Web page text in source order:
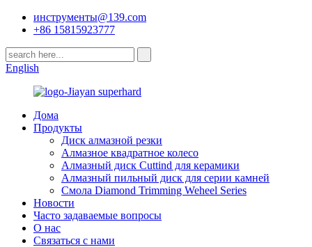
инструменты@139.com
+86 15815923777
English
Дома
Продукты
Диск алмазной резки
Алмазное квадратное колесо
Алмазный диск Cuttind для керамики
Алмазный пильный диск для серии камней
Смола Diamond Trimming Weheel Series
Новости
Часто задаваемые вопросы
О нас
Связаться с нами